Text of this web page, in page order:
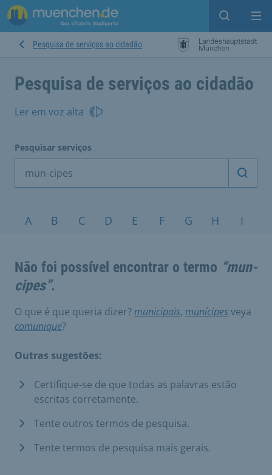
Open
Pesquisa de serviços ao cidadão
Pesquisa de serviços ao cidadão
Ler em voz alta
Pesquisar serviços
Tópicos A-Z
A B C D E F G H I
Não foi possível encontrar o termo “mun-
cipes”.
O que é que queria dizer? municipais, munícipes veya
comunique?
Outras sugestões:
Certifique-se de que todas as palavras estão
escritas corretamente.
Tente outros termos de pesquisa.
Tente termos de pesquisa mais gerais.